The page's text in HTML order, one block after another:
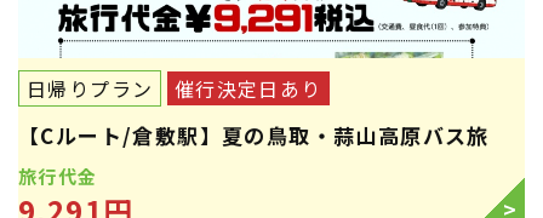
日帰りプラン 催行決定日あり
【Cルート/倉敷駅】夏の鳥取・蒜山高原バス旅
旅行代金
>